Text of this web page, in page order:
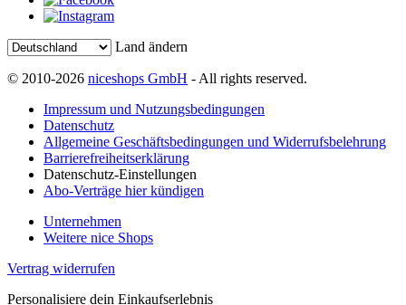
Land ändern
© 2010-2026 niceshops GmbH - All rights reserved.
Impressum und Nutzungsbedingungen
Datenschutz
Allgemeine Geschäftsbedingungen und Widerrufsbelehrung
Barrierefreiheitserklärung
Datenschutz-Einstellungen
Abo-Verträge hier kündigen
Unternehmen
Weitere nice Shops
Vertrag widerrufen
Personalisiere dein Einkaufserlebnis